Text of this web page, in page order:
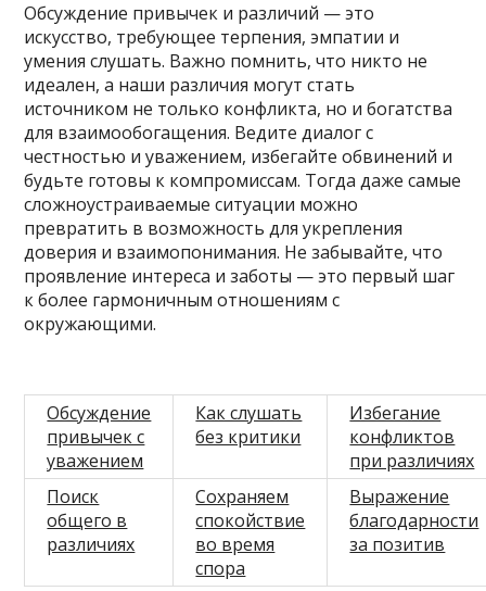
Обсуждение привычек и различий — это
искусство, требующее терпения, эмпатии и
умения слушать. Важно помнить, что никто не
идеален, а наши различия могут стать
источником не только конфликта, но и богатства
для взаимообогащения. Ведите диалог с
честностью и уважением, избегайте обвинений и
будьте готовы к компромиссам. Тогда даже самые
сложноустраиваемые ситуации можно
превратить в возможность для укрепления
доверия и взаимопонимания. Не забывайте, что
проявление интереса и заботы — это первый шаг
к более гармоничным отношениям с
окружающими.
Обсуждение
привычек с
уважением
Как слушать
без критики
Избегание
конфликтов
при различиях
Поиск
общего в
различиях
Сохраняем
спокойствие
во время
спора
Выражение
благодарности
за позитив